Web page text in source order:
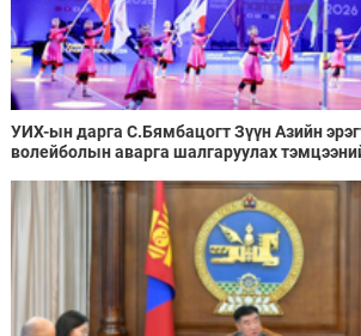
УИХ-ын дарга С.Бямбацогт Зүүн Азийн
волейболын аварга шалгаруулах